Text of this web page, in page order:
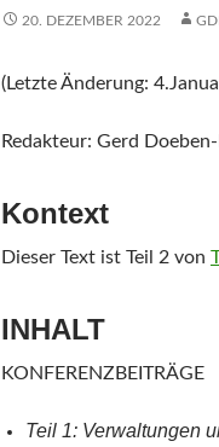
20. DEZEMBER 2022
(Letzte Änderung:
Redakteur: Gerd
Kontext
Dieser Text ist Teil 2 von
INHALT
KONFERENZBEITRÄGE
Teil 1: Verwaltungen